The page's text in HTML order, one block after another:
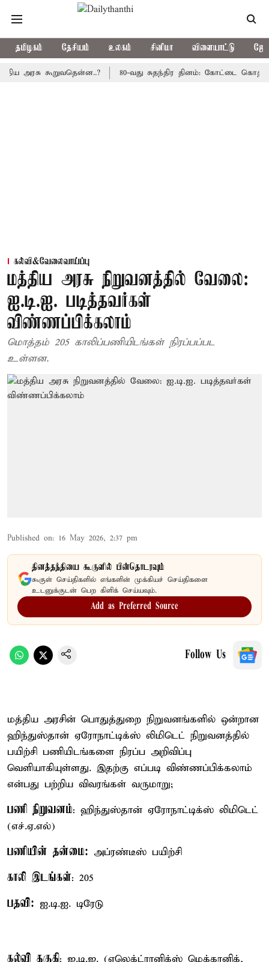
தமிழகம் தேசியம் உலகம் சினிமா விளையாட்டு
கூறுவதென்ன..? 80-வது சுதந்திர தினம்: கோட்டை
கல்வி&வேலைவாய்ப்பு
மத்திய அரசு நிறுவனத்தில் வேலை:
ஐ.டி.ஐ. படித்தவர்கள்
விண்ணப்பிக்கலாம்
மொத்தம் 205 காலிப்பணியிடங்கள் நிரப்பப்பட
உள்ளன.
Published on: 16 May 2026, 2:37 pm
தினத்தந்தியை கூகுளில் பின்தொடரவும்
கூகுள் செய்திகளில் எங்களின் முக்கியச் செய்திகளை
உடனுக்குடன் பெற கிளிக் செய்யவும்.
Add as Preferred Source
Follow Us
மத்திய அரசின் பொதுத்துறை நிறுவனங்களில் ஒன்றான
ஹிந்துஸ்தான் ஏரோநாட்டிக்ஸ் லிமிடெட் நிறுவனத்தில்
பயிற்சி பணியிடங்களை நிரப்ப அறிவிப்பு
வெளியாகியுள்ளது. இதற்கு எப்படி விண்ணப்பிக்கலாம்
என்பது பற்றிய விவரங்கள் வருமாறு;
பணி நிறுவனம்: ஹிந்துஸ்தான் ஏரோநாட்டிக்ஸ் லிமிடெட்
(எச்.ஏ.எல்)
பணியின் தன்மை: அப்ரண்டீஸ் பயிற்சி
காலி இடங்கள்: 205
பதவி: ஐ.டி.ஐ. டிரேடு
கல்வி தகுதி: ஐ.டி.ஐ. (எலெக்ட்ரானிக்ஸ் மெக்கானிக்,